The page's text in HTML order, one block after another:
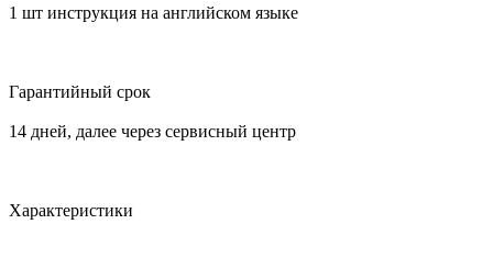
1 шт инструкция на английском языке
Гарантийный срок
14 дней, далее через сервисный центр
Характеристики